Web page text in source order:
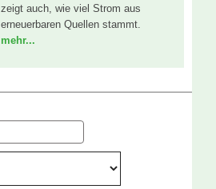
zeigt auch, wie viel Strom aus
erneuerbaren Quellen stammt.
mehr...